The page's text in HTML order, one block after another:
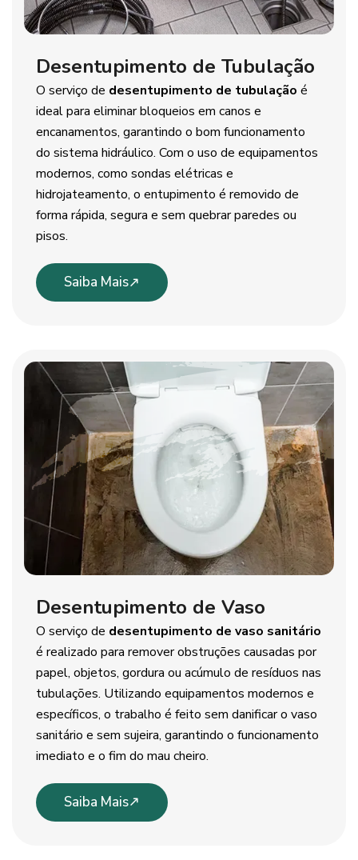
Desentupimento de Tubulação
O serviço de desentupimento de tubulação é
ideal para eliminar bloqueios em canos e
encanamentos, garantindo o bom funcionamento
do sistema hidráulico. Com o uso de equipamentos
modernos, como sondas elétricas e
hidrojateamento, o entupimento é removido de
forma rápida, segura e sem quebrar paredes ou
pisos.
Saiba Mais
Desentupimento de Vaso
O serviço de desentupimento de vaso sanitário
é realizado para remover obstruções causadas por
papel, objetos, gordura ou acúmulo de resíduos nas
tubulações. Utilizando equipamentos modernos e
específicos, o trabalho é feito sem danificar o vaso
sanitário e sem sujeira, garantindo o funcionamento
imediato e o fim do mau cheiro.
Saiba Mais